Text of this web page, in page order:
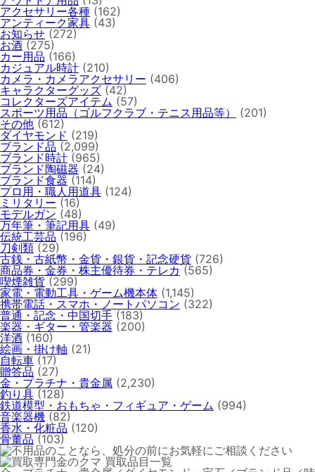
アクセサリー各種 (162)
アンティーク家具 (43)
お知らせ (272)
お酒 (275)
カー用品 (166)
カジュアル時計 (210)
カメラ・カメラアクセサリー (406)
キャラクターグッズ (42)
コレクターズアイテム (57)
スポーツ用品（ゴルフクラブ・テニス用品等）
(201)
その他 (612)
ダイヤモンド (219)
ブランド品 (2,099)
ブランド時計 (965)
ブランド陶磁器 (24)
ブランド食器 (114)
プロ用・職人用道具 (124)
ミリタリー(16)
モデルガン (48)
万年筆・筆記用具 (49)
伝統工芸品 (196)
刀剣類 (29)
古銭・古紙幣・金貨・銀貨・記念硬貨 (726)
商品券・金券・株主優待券・テレカ(565)
喫煙雑貨 (299)
家電・電動工具・ゲーム機本体 (1,145)
携帯電話・スマホ・ノートパソコン (322)
普通・記念・中国切手 (183)
楽器・ギター・管楽器 (200)
洋酒 (160)
絵画・掛け軸 (21)
自転車(17)
贈答品 (27)
金・プラチナ・貴金属 (2,230)
釣り具 (128)
鉄道模型・おもちゃ・フィギュア・ゲーム (994)
音楽器機 (82)
香水・化粧品 (120)
骨董品 (103)